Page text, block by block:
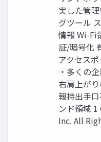
実した管
グツール
情報 Wi-Fi
証/暗号化
アクセスポ
・多くの
右肩上が
報持出手
ンド領域
Inc. All